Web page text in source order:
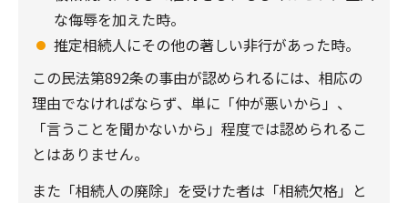
な侮辱を加えた時。
推定相続人にその他の著しい非行があった時。
この民法第892条の事由が認められるには、相応の
理由でなければならず、単に「仲が悪いから」、
「言うことを聞かないから」程度では認められるこ
とはありません。
また「相続人の廃除」を受けた者は「相続欠格」と